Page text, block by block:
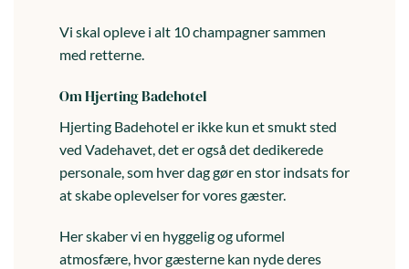
Vi skal opleve i alt 10 champagner sammen
med retterne.
Om Hjerting Badehotel
Hjerting Badehotel er ikke kun et smukt sted
ved Vadehavet, det er også det dedikerede
personale, som hver dag gør en stor indsats for
at skabe oplevelser for vores gæster.
Her skaber vi en hyggelig og uformel
atmosfære, hvor gæsterne kan nyde deres